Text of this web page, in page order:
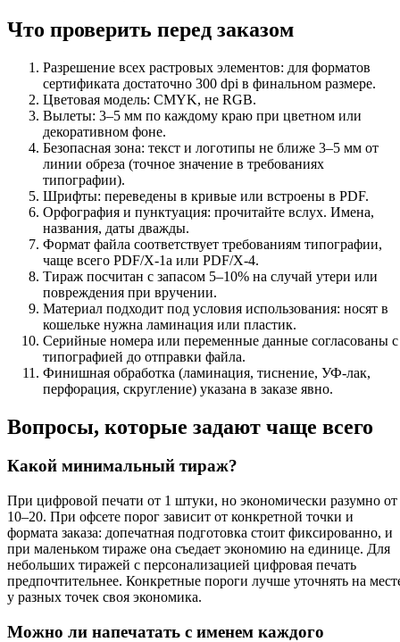
Что проверить перед заказом
Разрешение всех растровых элементов: для форматов
сертификата достаточно 300 dpi в финальном размере.
Цветовая модель: CMYK, не RGB.
Вылеты: 3–5 мм по каждому краю при цветном или
декоративном фоне.
Безопасная зона: текст и логотипы не ближе 3–5 мм от
линии обреза (точное значение в требованиях
типографии).
Шрифты: переведены в кривые или встроены в PDF.
Орфография и пунктуация: прочитайте вслух. Имена,
названия, даты дважды.
Формат файла соответствует требованиям типографии,
чаще всего PDF/X-1a или PDF/X-4.
Тираж посчитан с запасом 5–10% на случай утери или
повреждения при вручении.
Материал подходит под условия использования: носят в
кошельке нужна ламинация или пластик.
Серийные номера или переменные данные согласованы с
типографией до отправки файла.
Финишная обработка (ламинация, тиснение, УФ-лак,
перфорация, скругление) указана в заказе явно.
Вопросы, которые задают чаще всего
Какой минимальный тираж?
При цифровой печати от 1 штуки, но экономически разумно от
10–20. При офсете порог зависит от конкретной точки и
формата заказа: допечатная подготовка стоит фиксированно, и
при маленьком тираже она съедает экономию на единице. Для
небольших тиражей с персонализацией цифровая печать
предпочтительнее. Конкретные пороги лучше уточнять на
у разных точек своя экономика.
Можно ли напечатать с именем каждого